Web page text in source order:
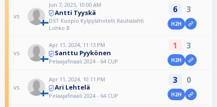
vs
Jun 7, 2025, 10:00 AM
Antti Tyyskä
DST Kuopio Kylpylähotelli Rauhalahti
Lohko B
6 3
H2H
vs
Apr 11, 2024, 11:13 PM
Santtu Pyykönen
Pelaajafinaali 2024 - 64 CUP
1 3
H2H
vs
Apr 11, 2024, 10:11 PM
Ari Lehtelä
Pelaajafinaali 2024 - 64 CUP
3 0
H2H